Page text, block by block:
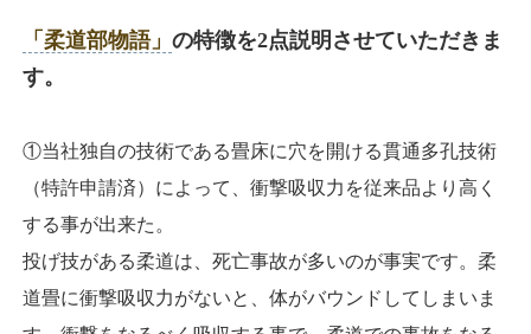
「柔道部物語」 の特徴を2点説明させていただきま
す。
①当社独自の技術である畳床に穴を開ける貫通多孔技術
（特許申請済）によって、衝撃吸収力を従来品より高く
する事が出来た。
投げ技がある柔道は、死亡事故が多いのが事実です。柔
道畳に衝撃吸収力がないと、体がバウンドしてしまいま